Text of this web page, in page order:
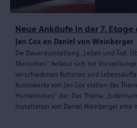
Neue Ankäufe in der 7. Etage
Jan Cox en Daniel von Weinberger
Die Dauerausstellung „Leben und Tod.
Menschen“ befasst sich mit
verschiedenen Kulturen und
Kunstwerke von Jan Cox stellen das
Humanismus“ dar. Das Thema
Installation von Daniel Weinberger eine